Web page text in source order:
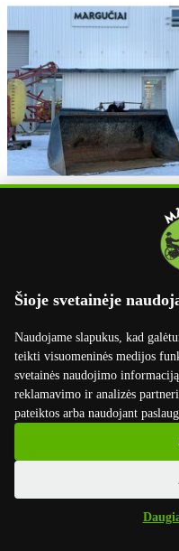
Šioje svetainėje
Naudojame slapukus, kad
teikti visuomeninės medijos
svetainės naudojimo
reklamavimo ir analizės
pateiktos arba naudojant
Priedai traktoriams,
Quicke...
650 EUR
Išparduota